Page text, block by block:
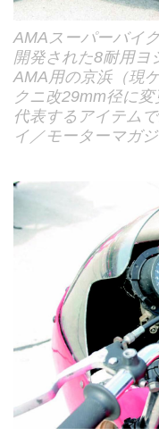
AMAスーパーバイ
開発された8耐用ヨ
AMA用の京浜（現
クニ改29mm径に
代表するアイテム
イ／モーターマガ